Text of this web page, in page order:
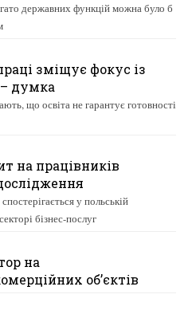
державних функцій можна було б
зміщує фокус із
думка
що освіта не гарантує готовності
на працівників
у польській
бізнес-послуг
на
об’єктів